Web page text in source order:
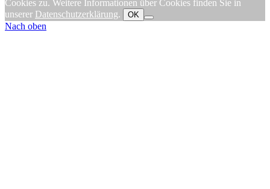
Cookies zu. Weitere Informationen über Cookies finden Sie in
unserer Datenschutzerklärung. OK
Nach oben